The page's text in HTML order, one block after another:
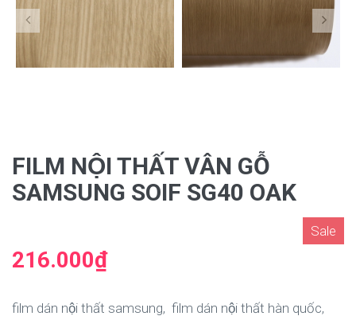
FILM NỘI THẤT VÂN GỖ
SAMSUNG SOIF SG40 OAK
Sale
216.000₫
film dán nội thất samsung, film dán nội thất hàn quốc,